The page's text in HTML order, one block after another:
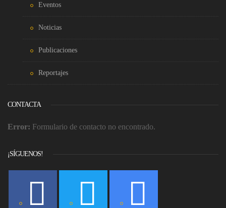
Eventos
Noticias
Publicaciones
Reportajes
CONTACTA
Error: Formulario de contacto no encontrado.
¡SÍGUENOS!